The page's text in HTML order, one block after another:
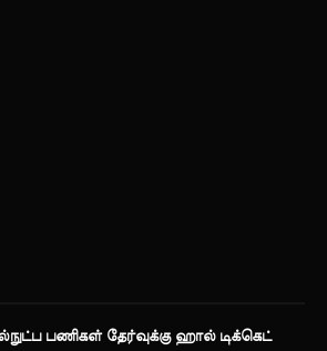
பணிகள் தேர்வுக்கு ஹால் ​டிக்கெட்